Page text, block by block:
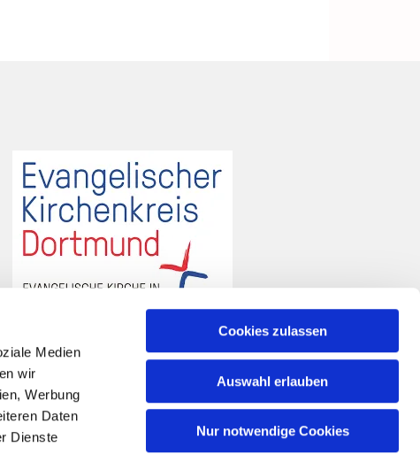
Medien
wir
Werbung
Daten
Dienste
Cookies zulassen
Auswahl erlauben
Nur notwendige Cookies